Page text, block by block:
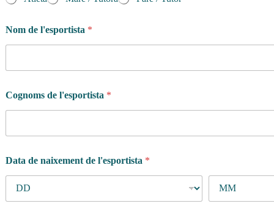
p
l
c
Nom de l'esportista *
Cognoms de l'esportista *
Data de naixement de l'esportista *